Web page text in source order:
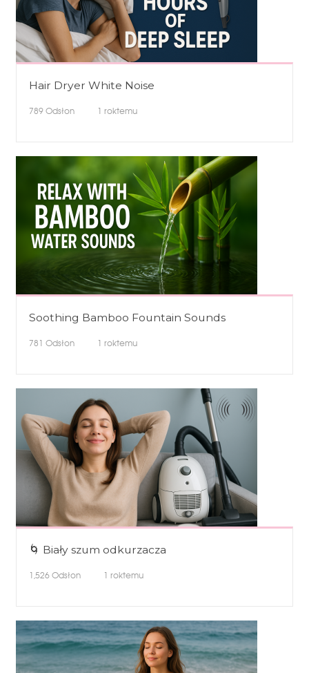
Hair Dryer White Noise
789Odsłon 1 roktemu
Soothing Bamboo Fountain Sounds
781 Odsłon 1 roktemu
🌀 Biały szum odkurzacza
1,526Odsłon 1 roktemu